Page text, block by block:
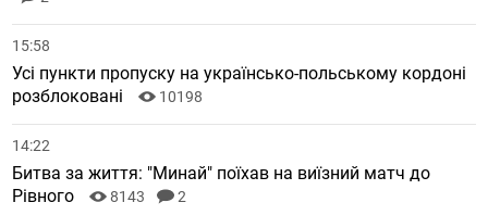
15:58
Усі пункти пропуску на українсько-польському кордоні
розблоковані
10198
14:22
Битва за життя: "Минай" поїхав на виїзний матч до
Рівного
8143 2